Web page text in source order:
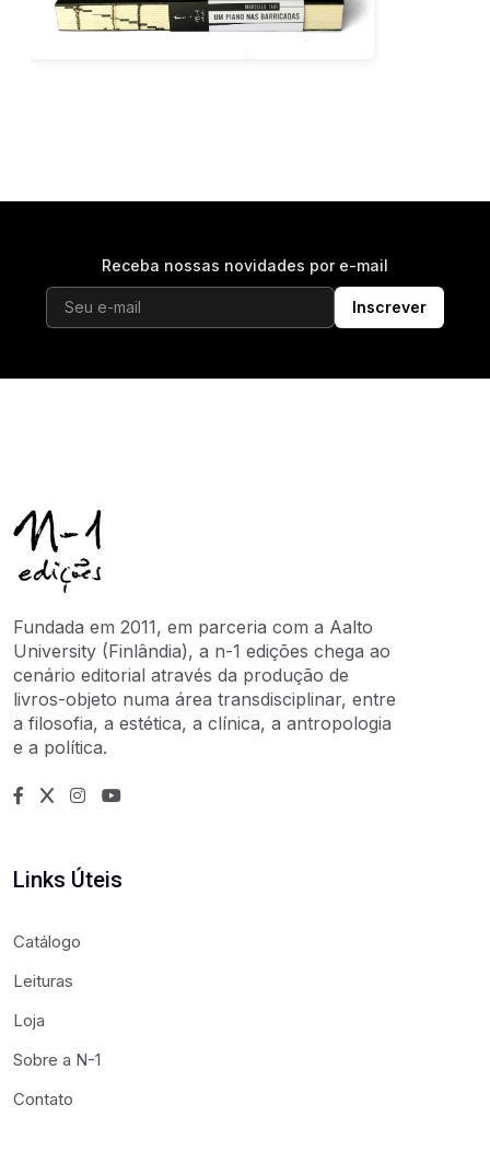
Receba nossas novidades por e-mail
Inscrever
Fundada em 2011, em parceria com a Aalto
University (Finlândia), a n-1 edições chega ao
cenário editorial através da produção de
livros-objeto numa área transdisciplinar, entre
a filosofia, a estética, a clínica, a antropologia
e a política.
Links Úteis
Catálogo
Leituras
Loja
Sobre a N-1
Contato